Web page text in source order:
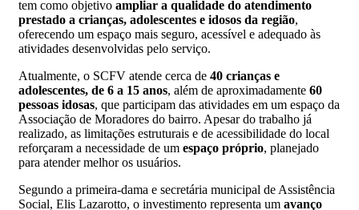
tem como objetivo ampliar a qualidade do atendimento
prestado a crianças, adolescentes e idosos da região,
oferecendo um espaço mais seguro, acessível e adequado às
atividades desenvolvidas pelo serviço.
Atualmente, o SCFV atende cerca de 40 crianças e
adolescentes, de 6 a 15 anos, além de aproximadamente 60
pessoas idosas, que participam das atividades em um espaço da
Associação de Moradores do bairro. Apesar do trabalho já
realizado, as limitações estruturais e de acessibilidade do local
reforçaram a necessidade de um espaço próprio, planejado
para atender melhor os usuários.
Segundo a primeira-dama e secretária municipal de Assistência
Social, Elis Lazarotto, o investimento representa um avanço